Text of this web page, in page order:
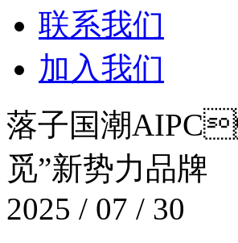
联系我们
加入我们
落子国潮
觅”新势力品牌
2025 / 07 / 30